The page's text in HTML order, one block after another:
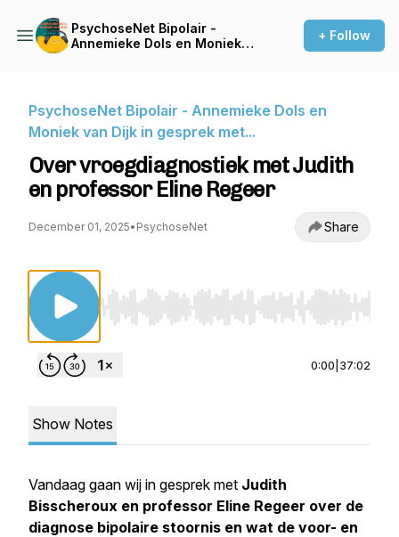
PsychoseNet Bipolair -
Annemieke Dols en Moniek
+ Follow
PsychoseNet Bipolair - Annemieke Dols en
Moniek van Dijk in gesprek met...
Over vroegdiagnostiek met Judith
en professor Eline Regeer
December 01, 2025• PsychoseNet Share
Use Left/Right to seek, Home/End to jump to
0:00 37:02
Show Notes
Vandaag gaan wij in gesprek met Judith
Bisscheroux en professor Eline Regeer over de
diagnose bipolaire stoornis en wat de voor- en